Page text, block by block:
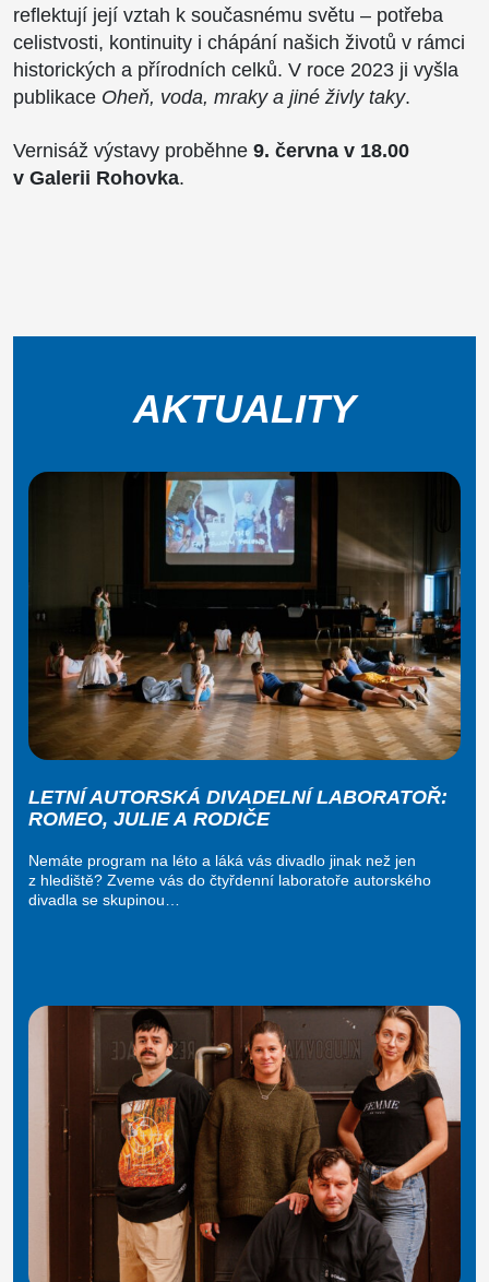
reflektují její vztah k současnému světu – potřeba
celistvosti, kontinuity i chápání našich životů v rámci
historických a přírodních celků. V roce 2023 ji vyšla
publikace Oheň, voda, mraky a jiné živly taky.
Vernisáž výstavy proběhne 9. června v 18.00
v Galerii Rohovka.
AKTUALITY
LETNÍ AUTORSKÁ DIVADELNÍ LABORATOŘ:
ROMEO, JULIE A RODIČE
Nemáte program na léto a láká vás divadlo jinak než jen
z hlediště? Zveme vás do čtyřdenní laboratoře autorského
divadla se skupinou…